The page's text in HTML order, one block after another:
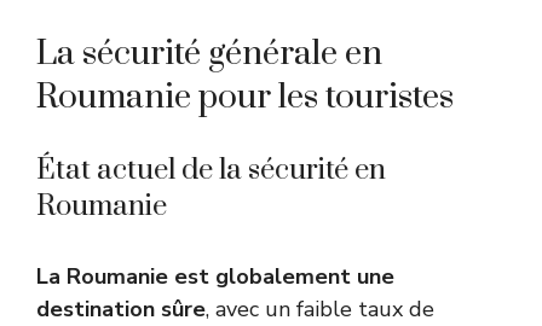
La sécurité générale en
Roumanie pour les touristes
État actuel de la sécurité en
Roumanie
La Roumanie est globalement une
destination sûre, avec un faible taux de